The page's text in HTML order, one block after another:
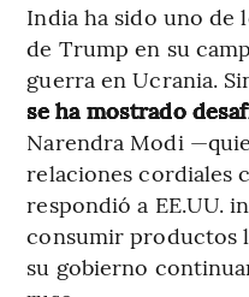
India ha sido uno de
de Trump en su
guerra en Ucrania.
se ha mostrado
Narendra Modi
relaciones cordiales
respondió a EE.UU.
consumir productos
su gobierno